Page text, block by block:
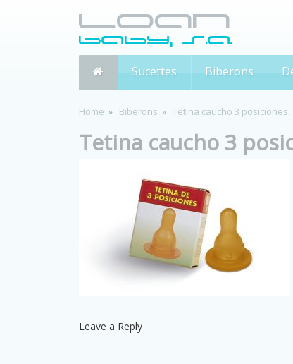
Sucettes Biberons
Home Biberons Tetina caucho 3 posiciones,
Tetina caucho 3
Leave a Reply